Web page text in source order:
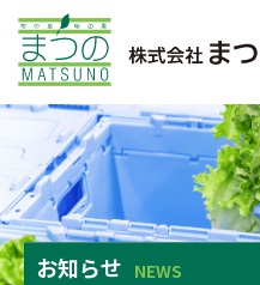
お知らせ NEWS
ホー
事業紹介
会社紹介